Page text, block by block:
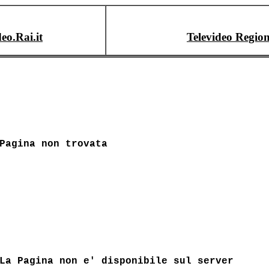
Televideo
Pagina non trovata
La Pagina non e' disponibile sul server